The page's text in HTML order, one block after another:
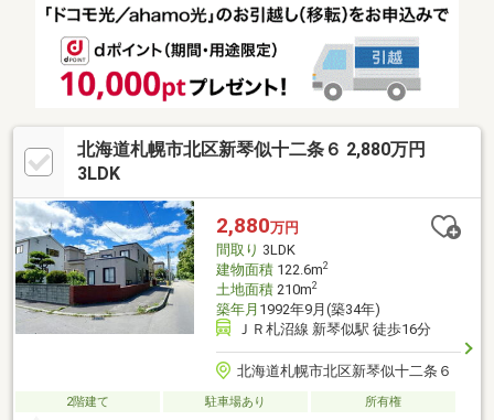
確保でき、お料理のにおいや煙が他の部屋に広がりにくいです。
せます。〇車庫付きのため、降雪時でも雪下ろしの必要が少な
く、お車の管理がしやすい点も魅力的です♪
北海道札幌市北区新琴似十二条６ 2,880万円
3LDK
2,880万円
間取り 3LDK
建物面積122.6m2
土地面積210m2
築年月 1992年9月(築34年)
ＪＲ札沼線 新琴似駅 徒歩16分
北海道札幌市北区新琴似十二条６
2階建て 駐車場あり 所有権